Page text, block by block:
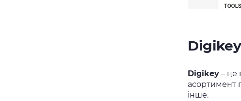
Digikey – це
асортимент
інше.